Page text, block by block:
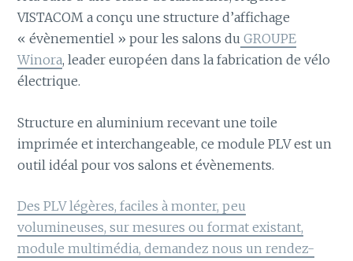
VISTACOM a conçu une structure d’affichage
« évènementiel » pour les salons du GROUPE
Winora, leader européen dans la fabrication de vélo
électrique.
Structure en aluminium recevant une toile
imprimée et interchangeable, ce module PLV est un
outil idéal pour vos salons et évènements.
Des PLV légères, faciles à monter, peu
volumineuses, sur mesures ou format existant,
module multimédia, demandez nous un rendez-